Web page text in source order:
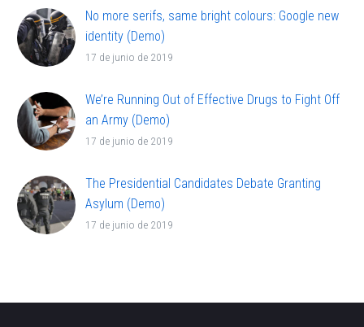
No more serifs, same bright colours: Google new
identity (Demo)
Lorem ipsum dolor sit ametcon sectetur
et dolore.
17 de junio de 2019
We’re Running Out of Effective Drugs to Fight Off
an Army (Demo)
Lorem ipsum dolor sit ametcon sectetur
et dolore.
17 de junio de 2019
The Presidential Candidates Debate Granting
Asylum (Demo)
Lorem ipsum dolor sit amet, elit sed do eiusmod
17 de junio de 2019